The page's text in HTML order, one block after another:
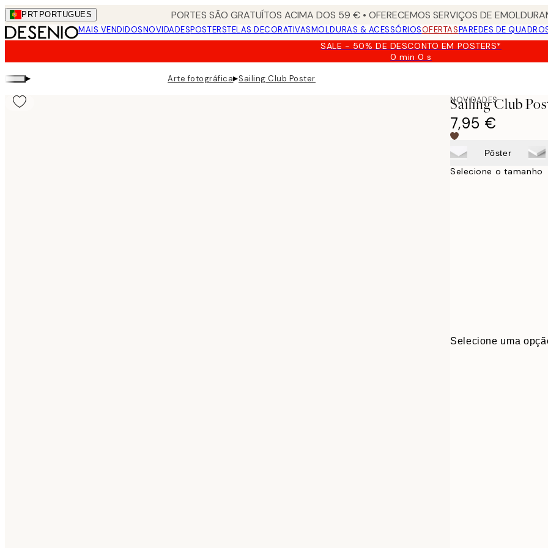
Skip
to
main
PRT PORTUGUES PORTES SÃO GRATUÍTOS ACIMA DOS 59 € • OFERECEMOS SERVIÇOS DE
MAIS VENDIDOSNOVIDADESPOSTERSTELAS DECORATIVASMOLDURAS & ACESSÓRIOSOFERTASPAREDES DE
SALE - 50% DE DESCONTO EM POSTERS*
0 min0 s
Válido
▸ Arte fotográfica▸Sailing Club Poster
NOVIDADES
Sailing Club
7,95 €
Pôster
Selecione o tamanho
Selecione uma